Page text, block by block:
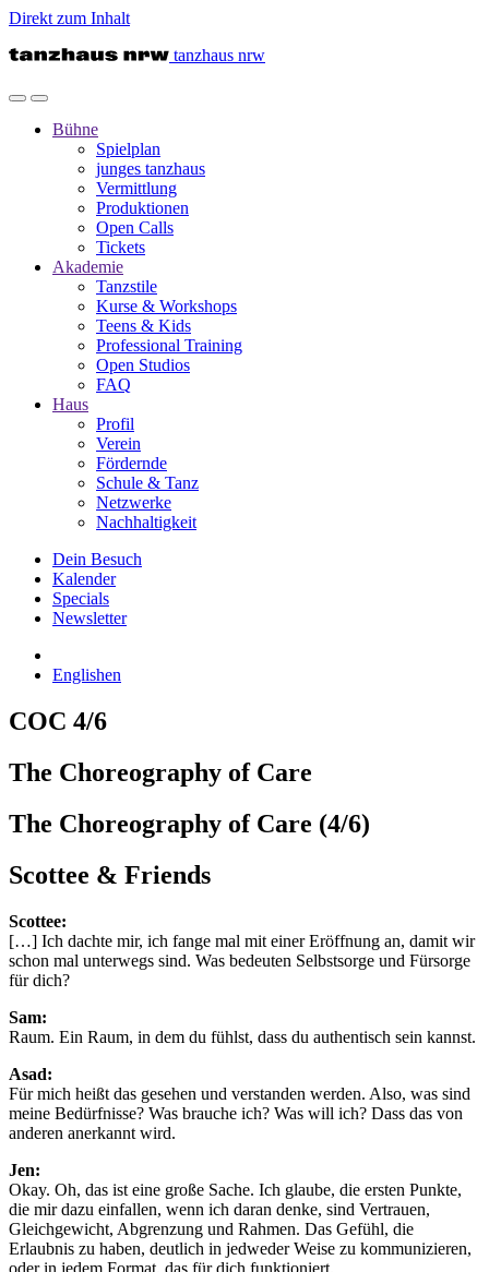
Direkt zum Inhalt
tanzhaus nrw
Bühne
Spielplan
junges tanzhaus
Vermittlung
Produktionen
Open Calls
Tickets
Akademie
Tanzstile
Kurse & Workshops
Teens & Kids
Professional Training
Open Studios
FAQ
Haus
Profil
Verein
Fördernde
Schule & Tanz
Netzwerke
Nachhaltigkeit
Dein Besuch
Kalender
Specials
Newsletter
Englishen
COC 4/6
The Choreography of Care
The Choreography of Care (4/6)
Scottee & Friends
Scottee:
[…] Ich dachte mir, ich fange mal mit einer Eröffnung an, damit wir
schon mal unterwegs sind. Was bedeuten Selbstsorge und Fürsorge
für dich?
Sam:
Raum. Ein Raum, in dem du fühlst, dass du authentisch sein kannst.
Asad:
Für mich heißt das gesehen und verstanden werden. Also, was sind
meine Bedürfnisse? Was brauche ich? Was will ich? Dass das von
anderen anerkannt wird.
Jen:
Okay. Oh, das ist eine große Sache. Ich glaube, die ersten Punkte,
die mir dazu einfallen, wenn ich daran denke, sind Vertrauen,
Gleichgewicht, Abgrenzung und Rahmen. Das Gefühl, die
Erlaubnis zu haben, deutlich in jedweder Weise zu kommunizieren,
oder in jedem Format, das für dich funktioniert.